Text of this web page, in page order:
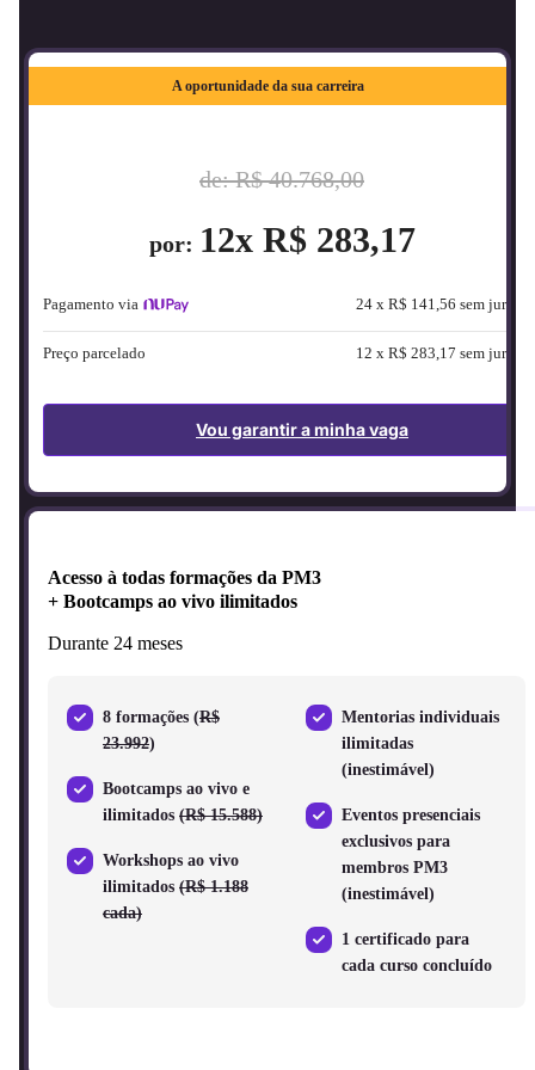
A oportunidade da sua carreira
de:R$ 40.768,00
por: 12x R$ 283,17
Pagamento via NUPay 24 x R$ 141,56 sem juros
Preço parcelado 12 x R$ 283,17 sem juros
Vou garantir a minha vaga
Acesso à todas formações da PM3
+ Bootcamps ao vivo ilimitados
Durante 24 meses
8 formações (R$
23.992)
Bootcamps ao vivo e
ilimitados (R$ 15.588)
Workshops ao vivo
ilimitados (R$ 1.188
cada)
Mentorias individuais
ilimitadas
(inestimável)
Eventos presenciais
exclusivos para
membros PM3
(inestimável)
1 certificado para
cada curso concluído